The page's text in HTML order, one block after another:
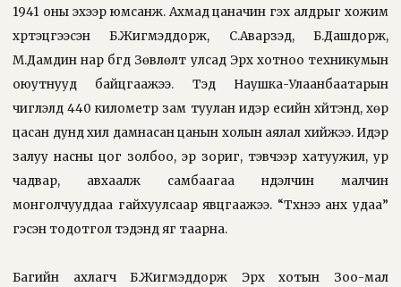
1941 оны эхээр юмсанж. Ахмад цаначин гэх алдрыг хожим
хүртэцгээсэн Б.Жигмэддорж, С.Аварзэд, Б.Дашдорж,
М.Дамдин нар бүгд Зөвлөлт улсад Эрхүү хотноо техникумын
оюутнууд байцгаажээ. Тэд Наушка-Улаанбаатарын
чиглэлд 440 километр зам туулан идэр есийн хүйтэнд, хөр
цасан дунд хил дамнасан цанын холын аялал хийжээ. Идэр
залуу насны цог золбоо, эр зориг, тэвчээр хатуужил, ур
чадвар, авхаалж самбаагаа нүүдэлчин малчин
монголчууддаа гайхуулсаар явцгаажээ. “Түүхнээ анх удаа”
гэсэн тодотгол тэдэнд яг таарна.
Багийн ахлагч Б.Жигмэддорж Эрхүү хотын Зоо-мал